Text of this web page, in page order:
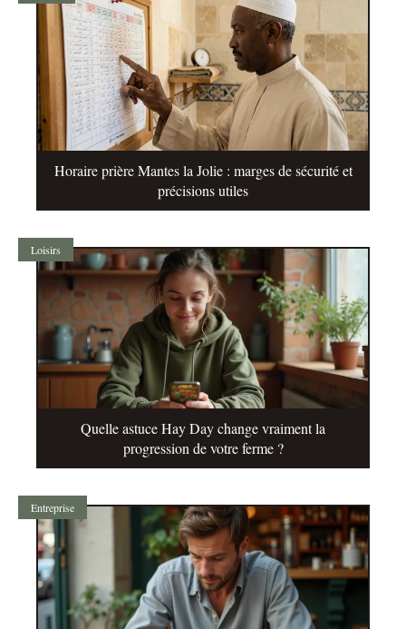
Horaire prière Mantes la Jolie : marges de sécurité et
précisions utiles
Loisirs
Quelle astuce Hay Day change vraiment la
progression de votre ferme ?
Entreprise